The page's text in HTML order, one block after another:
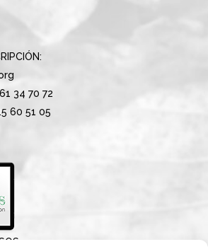
34 70 72
60 51 05